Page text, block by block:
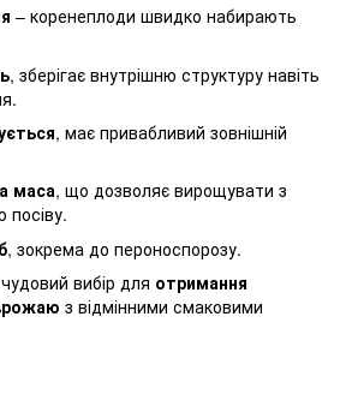
– коренеплоди швидко набирають
, зберігає внутрішню структуру навіть
, має привабливий зовнішній
маса, що дозволяє вирощувати з
посіву.
, зокрема до пероноспорозу.
вибір для отримання
з відмінними смаковими